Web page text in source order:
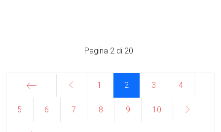
Pagina 2 di 20
1 2 3 4
5 6 7 8 9 10